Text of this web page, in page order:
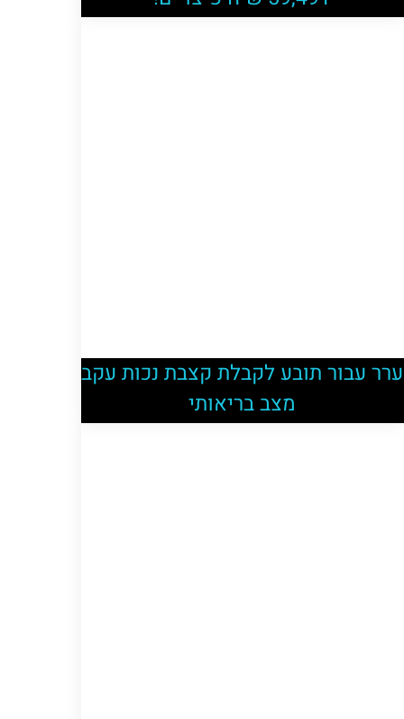
ערר עבור תובע לקבלת קצבת נכות עקב
מצב בריאותי